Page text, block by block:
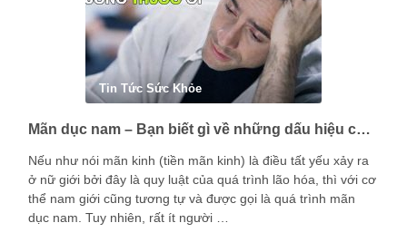
Tin Tức Sức Khỏe
Mãn dục nam – Bạn biết gì về những dấu hiệu của nam giới trong giai đoạn này?
Nếu như nói mãn kinh (tiền mãn kinh) là điều tất yếu xảy ra
ở nữ giới bởi đây là quy luật của quá trình lão hóa, thì với cơ
thể nam giới cũng tương tự và được gọi là quá trình mãn
dục nam. Tuy nhiên, rất ít người …